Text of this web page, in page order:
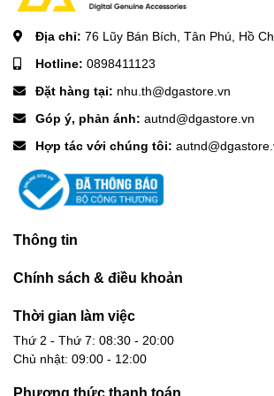
Địa chỉ: 76 Lũy Bán Bích, Tân Phú, Hồ
Hotline: 0898411123
Đặt hàng tại: nhu.th@dgastore.vn
Góp ý, phản ánh: autnd@dgastore.vn
Hợp tác với chúng tôi:
Thông tin
Chính sách & điều khoản
Thời gian làm việc
Thứ 2 - Thứ 7: 08:30 - 20:00
Chủ nhật: 09:00 - 12:00
Phương thức thanh toán